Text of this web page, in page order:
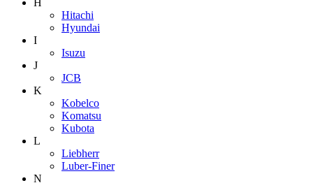
H
Hitachi
Hyundai
I
Isuzu
J
JCB
K
Kobelco
Komatsu
Kubota
L
Liebherr
Luber-Finer
N